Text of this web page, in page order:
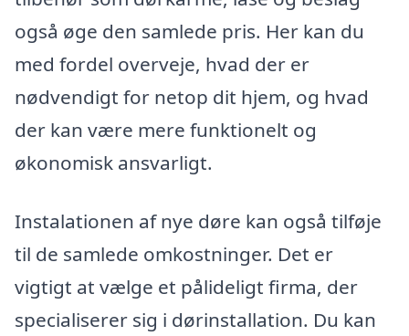
også øge den samlede pris. Her kan du
med fordel overveje, hvad der er
nødvendigt for netop dit hjem, og hvad
der kan være mere funktionelt og
økonomisk ansvarligt.
Instalationen af nye døre kan også tilføje
til de samlede omkostninger. Det er
vigtigt at vælge et pålideligt firma, der
specialiserer sig i dørinstallation. Du kan